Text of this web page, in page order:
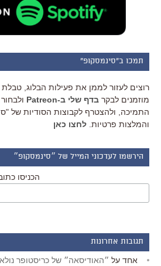
תמכו ב"סינמסקופ"
רוצים לעזור לממן את פעילות הבלוג,
מוזמנים לבקר בדף שלי ב-Patreon
התמיכה, ולהצטרף לקבוצות הסודיות של
והמלצות פרטיות. לחצו כאן
הירשמו לעדכוני המייל של ״סינמסקופ״
הכניסו
תגובות אחרונות
אחד על ״האודיסאה״ של כריסטופר